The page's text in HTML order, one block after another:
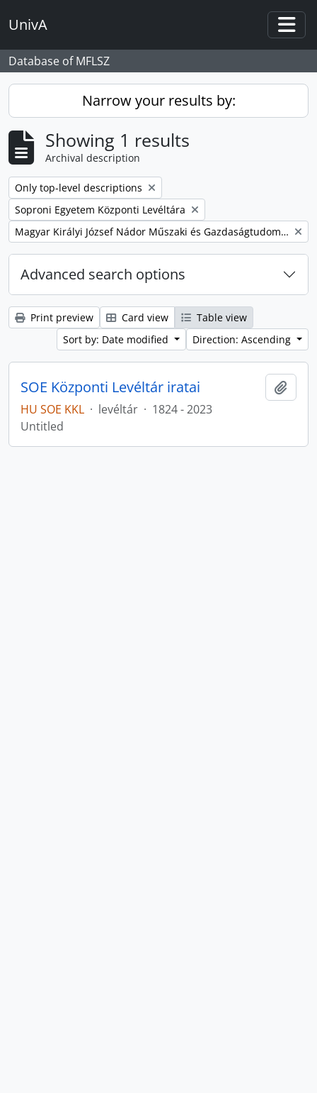
UnivA
Database of MFLSZ
Narrow your results by:
Showing 1 results
Archival description
Remove filter:
Only top-level descriptions
Remove filter:
Soproni Egyetem Központi Levéltára
Remove filter:
Magyar Királyi József Nádor Műszaki és Gazdaságtudományi Egyetem Bánya-, Kohó- és Erdőmérnöki Kar
Advanced search options
Print preview Card view
Table view
Sort by: Date modified
Direction: Ascending
SOE Központi Levéltár iratai
HU SOE KKL · levéltár · 1824 - 2023
Untitled